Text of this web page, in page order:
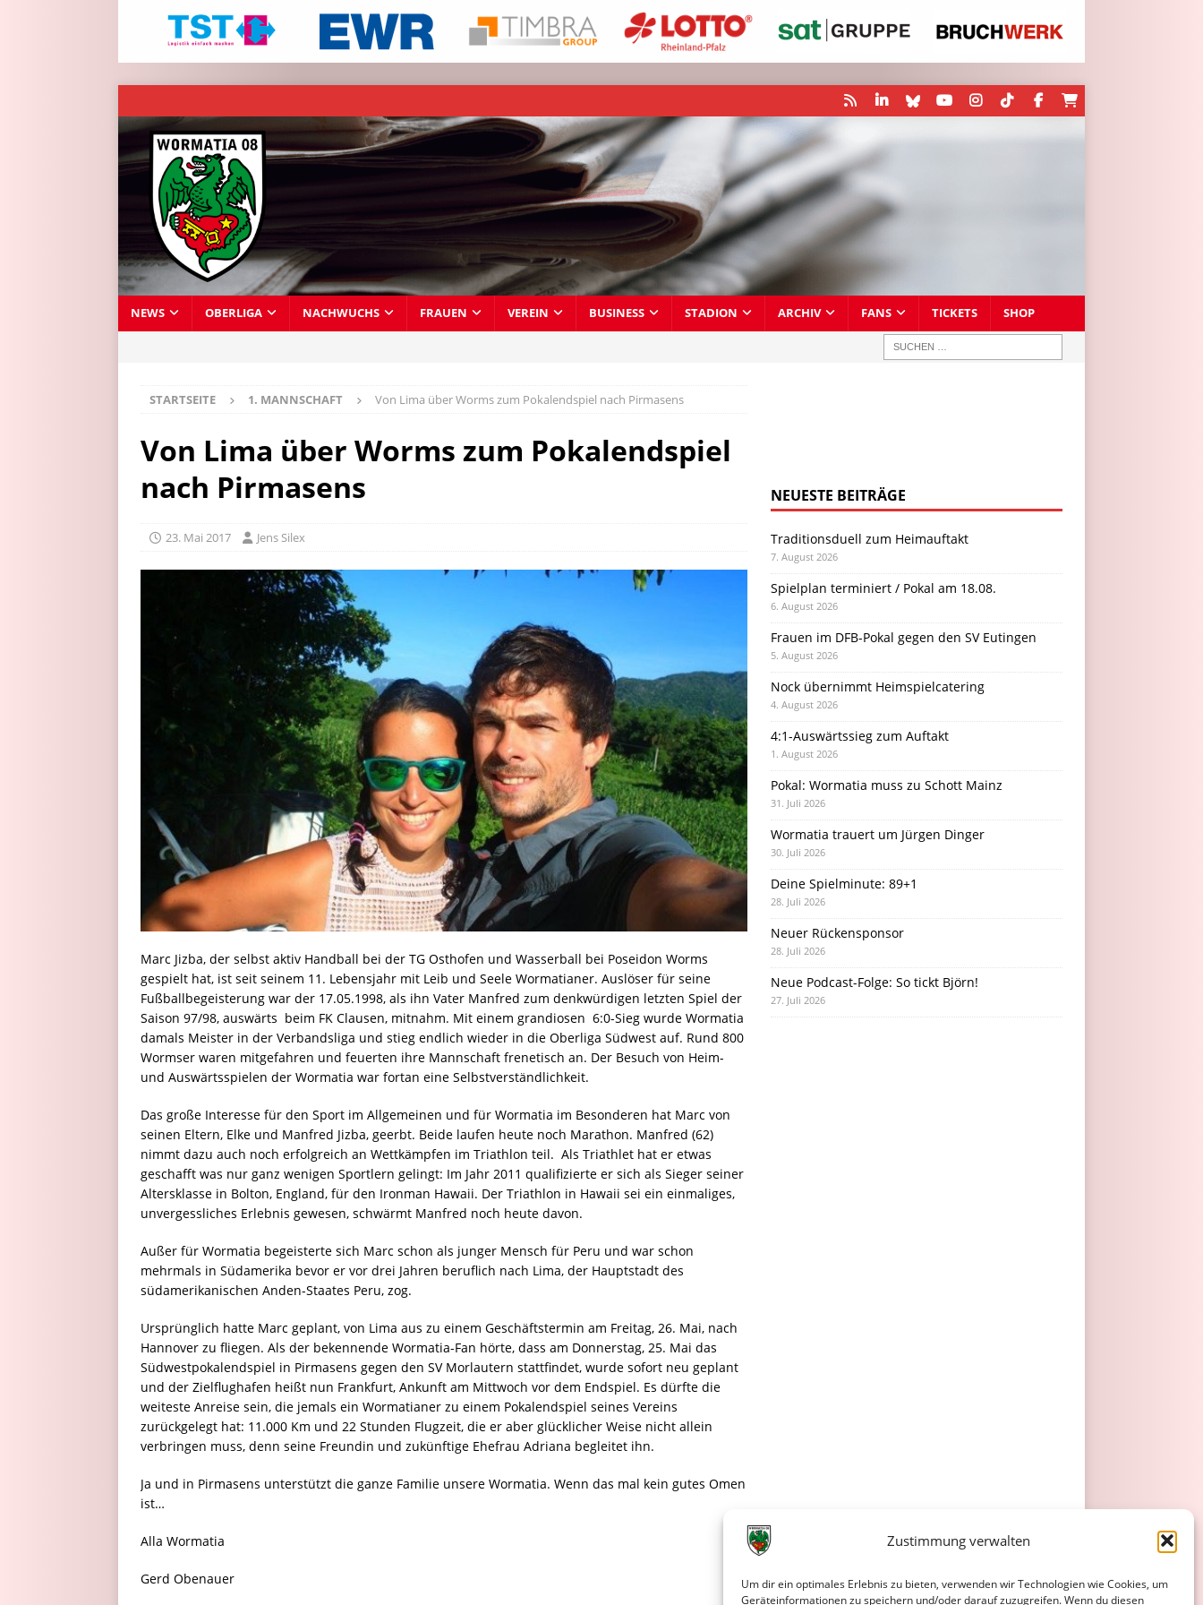
Zustimmung verwalten
Um dir ein optimales Erlebnis zu bieten, verwenden wir Technologien wie Cookies, um
Geräteinformationen zu speichern und/oder darauf zuzugreifen. Wenn du diesen
NEWS OBERLIGA NACHWUCHS FRAUEN VEREIN BUSINESS STADION ARCHIV FANS TICKETS SHOP
STARTSEITE 1. MANNSCHAFT Von Lima über Worms zum Pokalendspiel nach Pirmasens
Von Lima über Worms zum Pokalendspiel
nach Pirmasens
23. Mai 2017 Jens Silex
Marc Jizba, der selbst aktiv Handball bei der TG Osthofen und Wasserball bei Poseidon Worms
gespielt hat, ist seit seinem 11. Lebensjahr mit Leib und Seele Wormatianer. Auslöser für seine
Fußballbegeisterung war der 17.05.1998, als ihn Vater Manfred zum denkwürdigen letzten Spiel der
Saison 97/98, auswärts beim FK Clausen, mitnahm. Mit einem grandiosen 6:0-Sieg wurde Wormatia
damals Meister in der Verbandsliga und stieg endlich wieder in die Oberliga Südwest auf. Rund 800
Wormser waren mitgefahren und feuerten ihre Mannschaft frenetisch an. Der Besuch von Heim-
und Auswärtsspielen der Wormatia war fortan eine Selbstverständlichkeit.
Das große Interesse für den Sport im Allgemeinen und für Wormatia im Besonderen hat Marc von
seinen Eltern, Elke und Manfred Jizba, geerbt. Beide laufen heute noch Marathon. Manfred (62)
nimmt dazu auch noch erfolgreich an Wettkämpfen im Triathlon teil. Als Triathlet hat er etwas
geschafft was nur ganz wenigen Sportlern gelingt: Im Jahr 2011 qualifizierte er sich als Sieger seiner
Altersklasse in Bolton, England, für den Ironman Hawaii. Der Triathlon in Hawaii sei ein einmaliges,
unvergessliches Erlebnis gewesen, schwärmt Manfred noch heute davon.
Außer für Wormatia begeisterte sich Marc schon als junger Mensch für Peru und war schon
mehrmals in Südamerika bevor er vor drei Jahren beruflich nach Lima, der Hauptstadt des
südamerikanischen Anden-Staates Peru, zog.
Ursprünglich hatte Marc geplant, von Lima aus zu einem Geschäftstermin am Freitag, 26. Mai, nach
Hannover zu fliegen. Als der bekennende Wormatia-Fan hörte, dass am Donnerstag, 25. Mai das
Südwestpokalendspiel in Pirmasens gegen den SV Morlautern stattfindet, wurde sofort neu geplant
und der Zielflughafen heißt nun Frankfurt, Ankunft am Mittwoch vor dem Endspiel. Es dürfte die
weiteste Anreise sein, die jemals ein Wormatianer zu einem Pokalendspiel seines Vereins
zurückgelegt hat: 11.000 Km und 22 Stunden Flugzeit, die er aber glücklicher Weise nicht allein
verbringen muss, denn seine Freundin und zukünftige Ehefrau Adriana begleitet ihn.
Ja und in Pirmasens unterstützt die ganze Familie unsere Wormatia. Wenn das mal kein gutes Omen
ist…
Alla Wormatia
Gerd Obenauer
NEUESTE BEITRÄGE
Traditionsduell zum Heimauftakt
7. August 2026
Spielplan terminiert / Pokal am 18.08.
6. August 2026
Frauen im DFB-Pokal gegen den SV Eutingen
5. August 2026
Nock übernimmt Heimspielcatering
4. August 2026
4:1-Auswärtssieg zum Auftakt
1. August 2026
Pokal: Wormatia muss zu Schott Mainz
31. Juli 2026
Wormatia trauert um Jürgen Dinger
30. Juli 2026
Deine Spielminute: 89+1
28. Juli 2026
Neuer Rückensponsor
28. Juli 2026
Neue Podcast-Folge: So tickt Björn!
27. Juli 2026